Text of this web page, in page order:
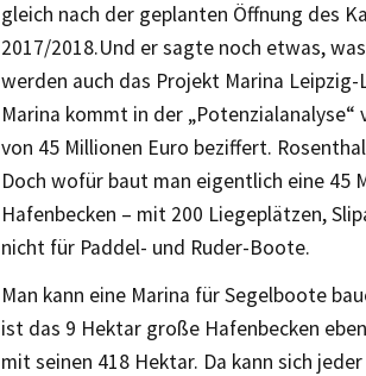
gleich nach der geplanten Öffnung des
2017/2018.Und er sagte noch etwas,
werden auch das Projekt Marina
Marina kommt in der
von 45 Millionen Euro beziffert.
Doch wofür baut man eigentlich eine 45
Hafenbecken – mit 200 Liegeplätzen,
nicht für Paddel- und Ruder-Boote.
Man kann eine Marina für Segelboote
ist das 9 Hektar große Hafenbecken
mit seinen 418 Hektar. Da kann sich